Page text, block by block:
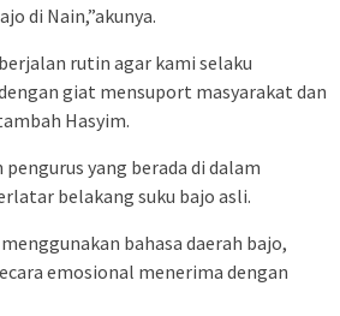
di Nain,”akunya.
rutin agar kami selaku
giat mensuport masyarakat dan
Hasyim.
yang berada di dalam
belakang suku bajo asli.
bahasa daerah bajo,
emosional menerima dengan